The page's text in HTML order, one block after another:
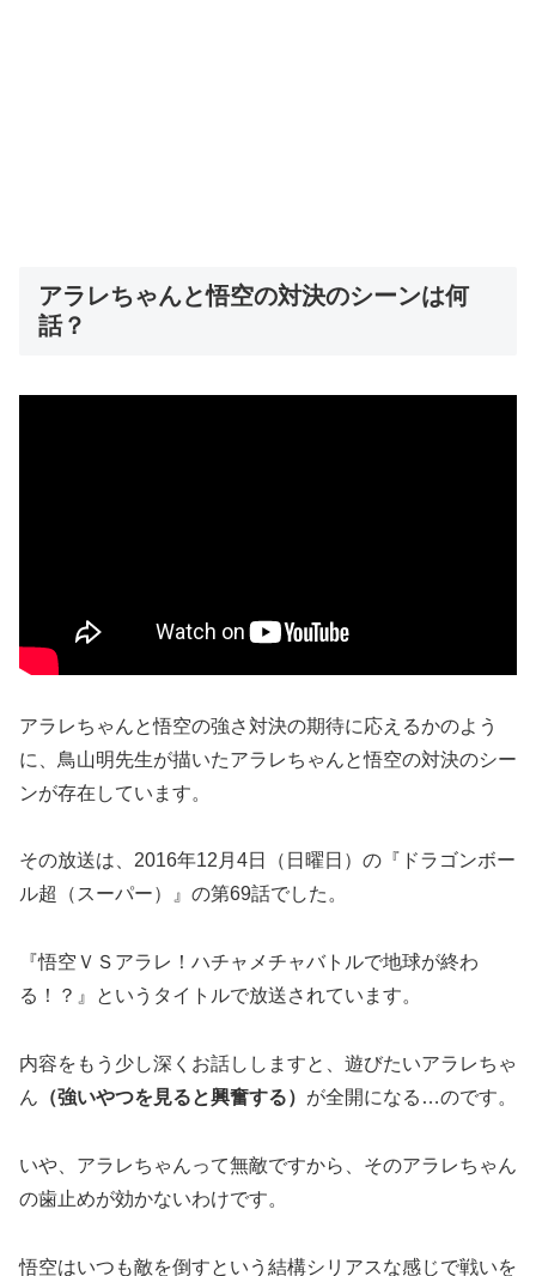
アラレちゃんと悟空の対決のシーンは何
話？
アラレちゃんと悟空の強さ対決の期待に応えるかのよう
に、鳥山明先生が描いたアラレちゃんと悟空の対決のシー
ンが存在しています。
その放送は、2016年12月4日（日曜日）の『ドラゴンボー
ル超（スーパー）』の第69話でした。
『悟空ＶＳアラレ！ハチャメチャバトルで地球が終わ
る！？』というタイトルで放送されています。
内容をもう少し深くお話ししますと、遊びたいアラレちゃ
ん （強いやつを見ると興奮する） が全開になる…のです。
いや、アラレちゃんって無敵ですから、そのアラレちゃん
の歯止めが効かないわけです。
悟空はいつも敵を倒すという結構シリアスな感じで戦いを